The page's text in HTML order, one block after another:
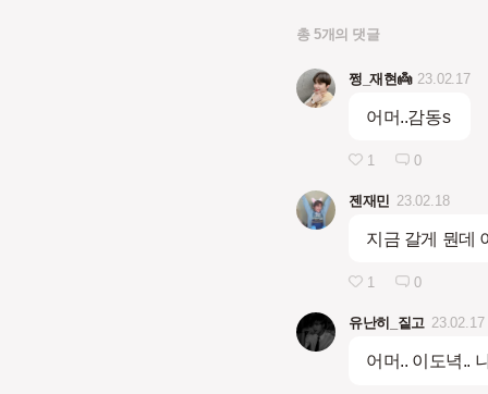
총 5개의 댓글
쩡_재현👼 23.02.17
어머..감동s
1 0
젠재민 23.02.18
지금 갈게 뭔데
1 0
유난히_짙고 23.02.17
어머.. 이도녁..